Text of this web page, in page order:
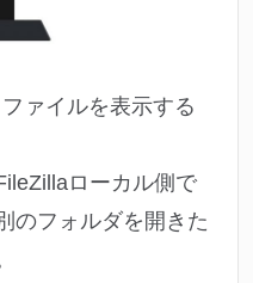
ァイルを表示する
ローカル側で
のフォルダを開きた